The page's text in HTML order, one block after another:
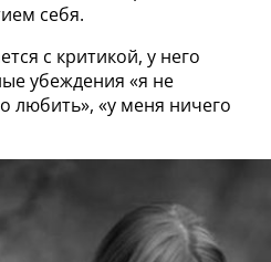
себя.
с критикой, у него
убеждения «я не
любить», «у меня ничего